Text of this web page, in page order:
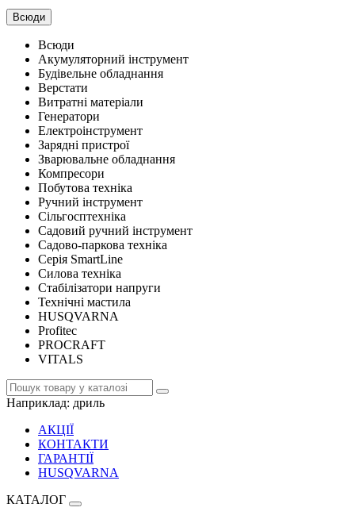
Всюди
Всюди
Акумуляторний інструмент
Будівельне обладнання
Верстати
Витратні матеріали
Генератори
Електроінструмент
Зарядні пристрої
Зварювальне обладнання
Компресори
Побутова техніка
Ручний інструмент
Сільгосптехніка
Садовий ручний інструмент
Садово-паркова техніка
Серія SmartLine
Силова техніка
Стабілізатори напруги
Технічні мастила
HUSQVARNA
Profitec
PROCRAFT
VITALS
Наприклад: дриль
АКЦІЇ
КОНТАКТИ
ГАРАНТІЇ
HUSQVARNA
КАТАЛОГ